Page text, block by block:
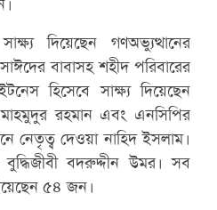
দিয়েছেন গণঅভ্যুত্থানের
বাবাসহ শহীদ পরিবারের
হিসেবে সাক্ষ্য দিয়েছেন
রহমান এবং এনসিপির
দেওয়া নাহিদ ইসলাম।
বুদ্ধিজীবী বদরুদ্দীন উমর। সব
৫৪ জন।